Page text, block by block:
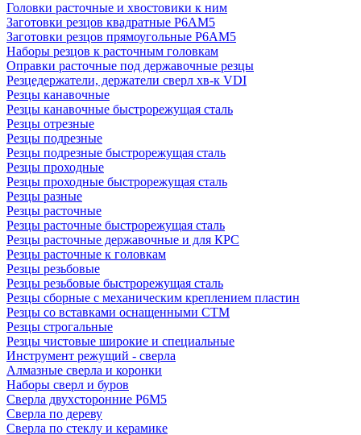
Головки расточные и хвостовики к ним
Заготовки резцов квадратные Р6АМ5
Заготовки резцов прямоугольные Р6АМ5
Наборы резцов к расточным головкам
Оправки расточные под державочные резцы
Резцедержатели, держатели сверл хв-к VDI
Резцы канавочные
Резцы канавочные быстрорежущая сталь
Резцы отрезные
Резцы подрезные
Резцы подрезные быстрорежущая сталь
Резцы проходные
Резцы проходные быстрорежущая сталь
Резцы разные
Резцы расточные
Резцы расточные быстрорежущая сталь
Резцы расточные державочные и для КРС
Резцы расточные к головкам
Резцы резьбовые
Резцы резьбовые быстрорежущая сталь
Резцы сборные с механическим креплением пластин
Резцы со вставками оснащенными СТМ
Резцы строгальные
Резцы чистовые широкие и специальные
Инструмент режущий - сверла
Алмазные сверла и коронки
Наборы сверл и буров
Сверла двухсторонние Р6М5
Сверла по дереву
Сверла по стеклу и керамике